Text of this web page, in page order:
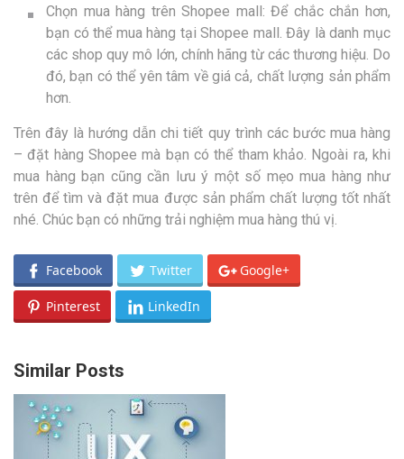
Chọn mua hàng trên Shopee mall: Để chắc chắn hơn,
bạn có thể mua hàng tại Shopee mall. Đây là danh mục
các shop quy mô lớn, chính hãng từ các thương hiệu. Do
đó, bạn có thể yên tâm về giá cả, chất lượng sản phẩm
hơn.
Trên đây là hướng dẫn chi tiết quy trình các bước mua hàng
– đặt hàng Shopee mà bạn có thể tham khảo. Ngoài ra, khi
mua hàng bạn cũng cần lưu ý một số mẹo mua hàng như
trên để tìm và đặt mua được sản phẩm chất lượng tốt nhất
nhé. Chúc bạn có những trải nghiệm mua hàng thú vị.
Facebook Twitter Google+
Pinterest LinkedIn
Similar Posts